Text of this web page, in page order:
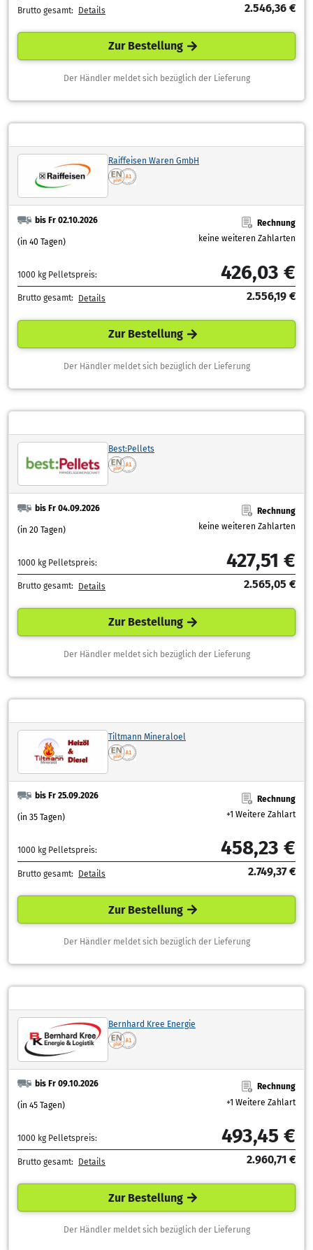
Brutto gesamt: Details 2.546,36 €
Zur Bestellung
Der Händler meldet sich bezüglich der Lieferung
Raiffeisen Waren GmbH
bis Fr 02.10.2026
(in 40 Tagen)
Rechnung
keine weiteren Zahlarten
1000 kg Pelletspreis: 426,03 €
Brutto gesamt: Details 2.556,19 €
Zur Bestellung
Der Händler meldet sich bezüglich der Lieferung
Best:Pellets
bis Fr 04.09.2026
(in 20 Tagen)
Rechnung
keine weiteren Zahlarten
1000 kg Pelletspreis: 427,51 €
Brutto gesamt: Details 2.565,05 €
Zur Bestellung
Der Händler meldet sich bezüglich der Lieferung
Tiltmann Mineraloel
bis Fr 25.09.2026
(in 35 Tagen)
Rechnung
+1 Weitere Zahlart
1000 kg Pelletspreis: 458,23 €
Brutto gesamt: Details 2.749,37 €
Zur Bestellung
Der Händler meldet sich bezüglich der Lieferung
Bernhard Kree Energie
bis Fr 09.10.2026
(in 45 Tagen)
Rechnung
+1 Weitere Zahlart
1000 kg Pelletspreis: 493,45 €
Brutto gesamt: Details 2.960,71 €
Zur Bestellung
Der Händler meldet sich bezüglich der Lieferung